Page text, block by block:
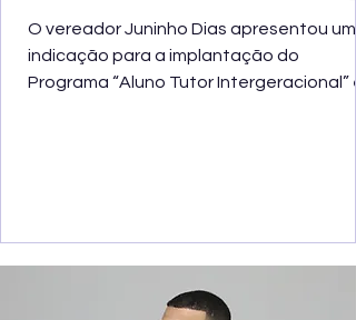
O vereador Juninho Dias apresentou
indicação para a implantação do
Programa “Aluno Tutor Intergeracional”
destinadas aos idosos da comunidade.
Pela iniciativa, os alunos capacitados
atuariam como instrutores, sempre